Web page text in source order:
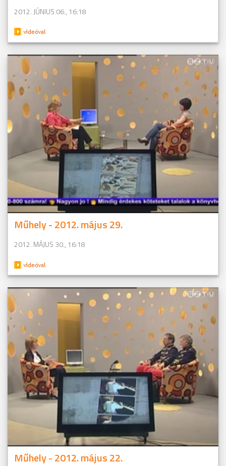
2012. JÚNIUS 06., 16:18
Műhely - 2012. május 29.
2012. MÁJUS 30., 16:18
Műhely - 2012. május 22.